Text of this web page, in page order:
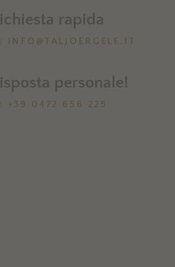
rapida
INFO@TALJOERGELE.IT
personale!
+39 0472 656 225